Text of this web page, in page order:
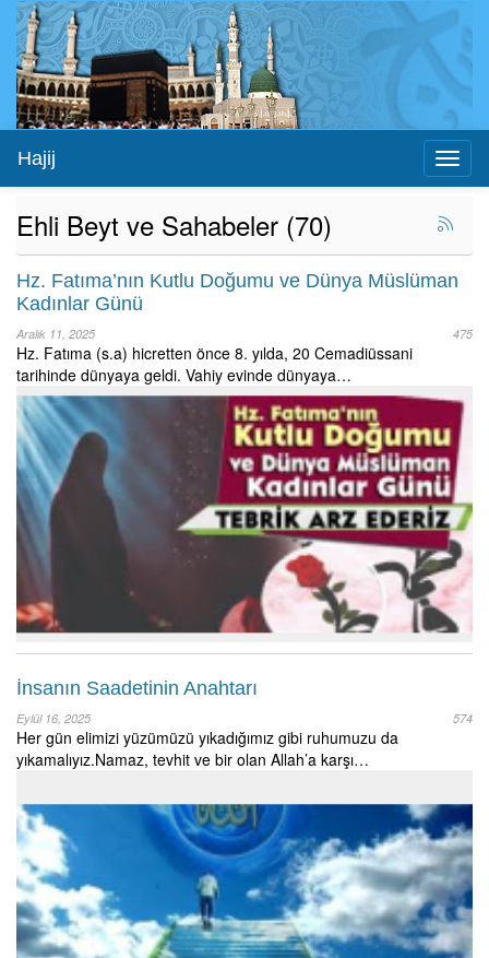
Hajij
Ehli Beyt ve Sahabeler (70)
Hz. Fatıma’nın Kutlu Doğumu ve Dünya Müslüman
Kadınlar Günü
Aralık 11, 2025 475
Hz. Fatıma (s.a) hicretten önce 8. yılda, 20 Cemadiüssani
tarihinde dünyaya geldi. Vahiy evinde dünyaya…
İnsanın Saadetinin Anahtarı
Eylül 16, 2025 574
Her gün elimizi yüzümüzü yıkadığımız gibi ruhumuzu da
yıkamalıyız.Namaz, tevhit ve bir olan Allah’a karşı…